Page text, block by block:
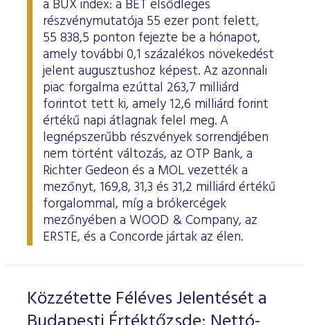
ESG Útmutató
a BUX index: a BÉT elsődleges
részvénymutatója 55 ezer pont felett,
55 838,5 ponton fejezte be a hónapot,
amely további 0,1 százalékos növekedést
jelent augusztushoz képest. Az azonnali
piac forgalma ezúttal 263,7 milliárd
forintot tett ki, amely 12,6 milliárd forint
értékű napi átlagnak felel meg. A
legnépszerűbb részvények sorrendjében
nem történt változás, az OTP Bank, a
Richter Gedeon és a MOL vezették a
mezőnyt, 169,8, 31,3 és 31,2 milliárd értékű
forgalommal, míg a brókercégek
mezőnyében a WOOD & Company, az
ERSTE, és a Concorde jártak az élen.
Közzétette Féléves Jelentését a